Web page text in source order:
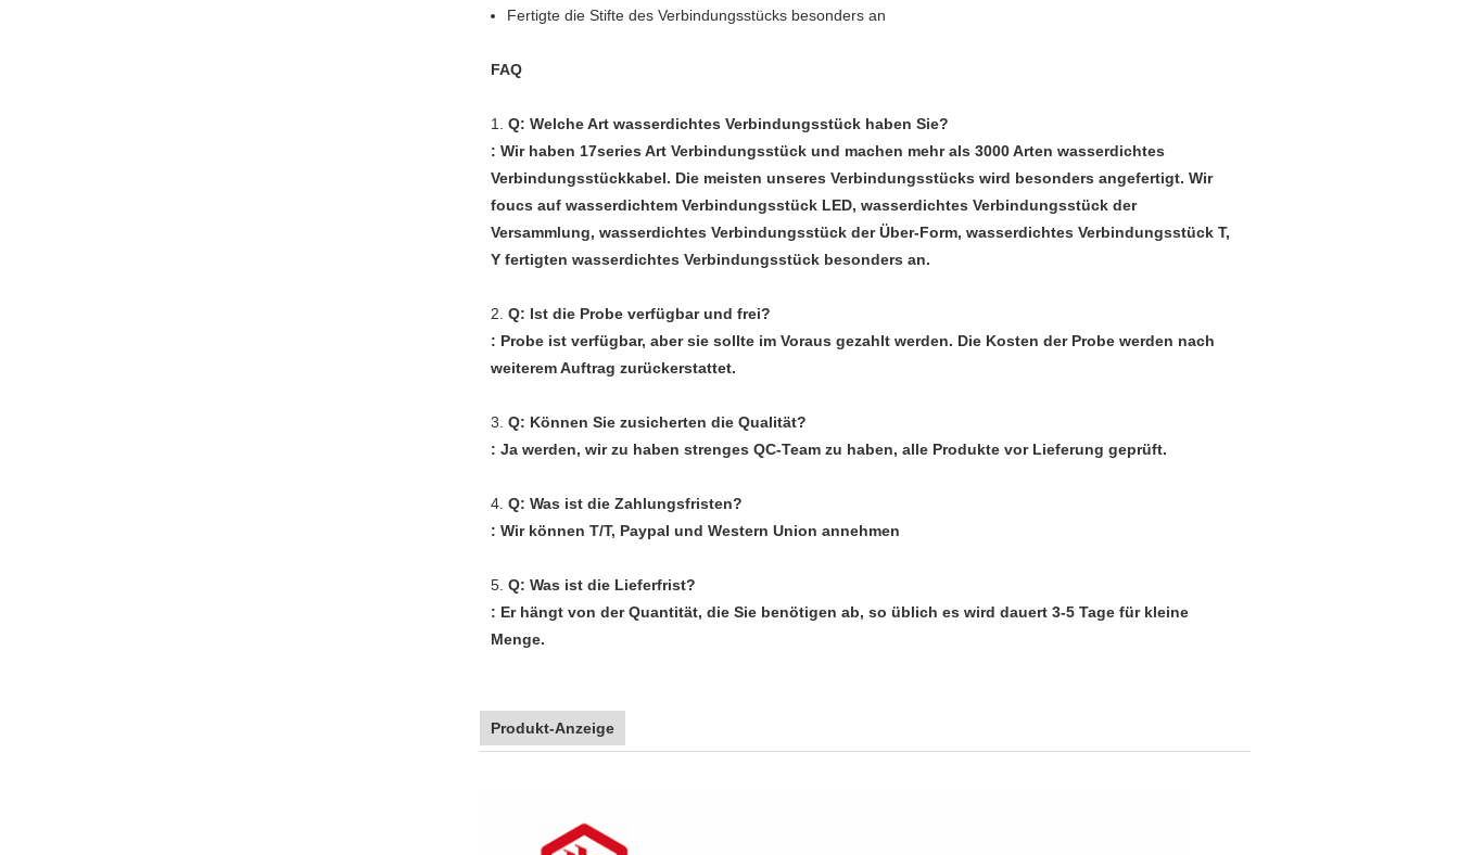
Fertigte die Stifte des Verbindungsstücks besonders an
FAQ
1. Q: Welche Art wasserdichtes Verbindungsstück haben Sie?
: Wir haben 17series Art Verbindungsstück und machen mehr als 3000 Arten wasserdichtes
Verbindungsstückkabel. Die meisten unseres Verbindungsstücks wird besonders angefertigt. Wir
foucs auf wasserdichtem Verbindungsstück LED, wasserdichtes Verbindungsstück der
Versammlung, wasserdichtes Verbindungsstück der Über-Form, wasserdichtes Verbindungsstück T,
Y fertigten wasserdichtes Verbindungsstück besonders an.
2. Q: Ist die Probe verfügbar und frei?
: Probe ist verfügbar, aber sie sollte im Voraus gezahlt werden. Die Kosten der Probe werden nach
weiterem Auftrag zurückerstattet.
3. Q: Können Sie zusicherten die Qualität?
: Ja werden, wir zu haben strenges QC-Team zu haben, alle Produkte vor Lieferung geprüft.
4. Q: Was ist die Zahlungsfristen?
: Wir können T/T, Paypal und Western Union annehmen
5. Q: Was ist die Lieferfrist?
: Er hängt von der Quantität, die Sie benötigen ab, so üblich es wird dauert 3-5 Tage für kleine
Menge.
Produkt-Anzeige